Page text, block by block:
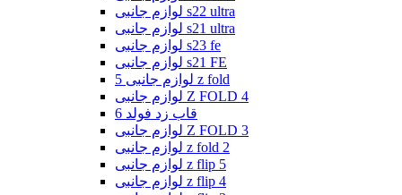
لوازم جانبی s22 ultra
لوازم جانبی s21 ultra
لوازم جانبی s23 fe
لوازم جانبی s21 FE
لوازم جانبی 5 z fold
لوازم جانبی Z FOLD 4
قاب زد فولد 6
لوازم جانبی Z FOLD 3
لوازم جانبی z fold 2
لوازم جانبی z flip 5
لوازم جانبی z flip 4